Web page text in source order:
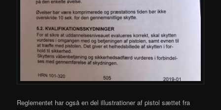
Reglementet har også en del illustrationer af pistol sættet fra